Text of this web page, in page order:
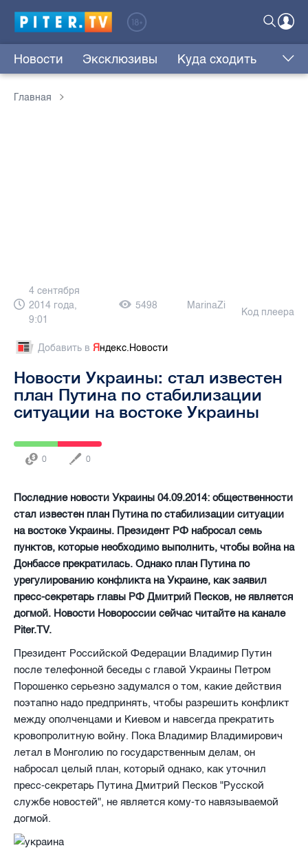
Новости Эксклюзивы Куда сходить
Главная
4 сентября
2014 года,
9:01
5498 MarinaZi
Код плеера
Добавить в Яндекс.Новости
Новости Украины: стал известен
план Путина по стабилизации
ситуации на востоке Украины
0 0
Последние новости Украины 04.09.2014: общественности
стал известен план Путина по стабилизации ситуации
на востоке Украины. Президент РФ набросал семь
пунктов, которые необходимо выполнить, чтобы война на
Донбассе прекратилась. Однако план Путина по
урегулированию конфликта на Украине, как заявил
пресс-секретарь главы РФ Дмитрий Песков, не является
догмой. Новости Новороссии сейчас читайте на канале
Piter.TV.
Президент Российской Федерации Владимир Путин
после телефонной беседы с главой Украины Петром
Порошенко серьезно задумался о том, какие действия
поэтапно надо предпринять, чтобы разрешить конфликт
между ополченцами и Киевом и навсегда прекратить
кровопролитную войну. Пока Владимир Владимирович
летал в Монголию по государственным делам, он
набросал целый план, который однако, как уточнил
пресс-секретарь Путина Дмитрий Песков "Русской
службе новостей", не является кому-то навязываемой
догмой.